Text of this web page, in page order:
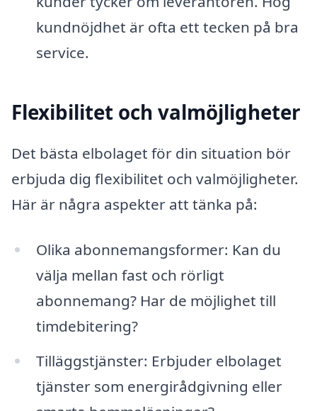
kundnöjdhet är ofta ett tecken på bra
service.
Flexibilitet och valmöjligheter
Det bästa elbolaget för din situation bör
erbjuda dig flexibilitet och valmöjligheter.
Här är några aspekter att tänka på:
Olika abonnemangsformer: Kan du
välja mellan fast och rörligt
abonnemang? Har de möjlighet till
timdebitering?
Tilläggstjänster: Erbjuder elbolaget
tjänster som energirådgivning eller